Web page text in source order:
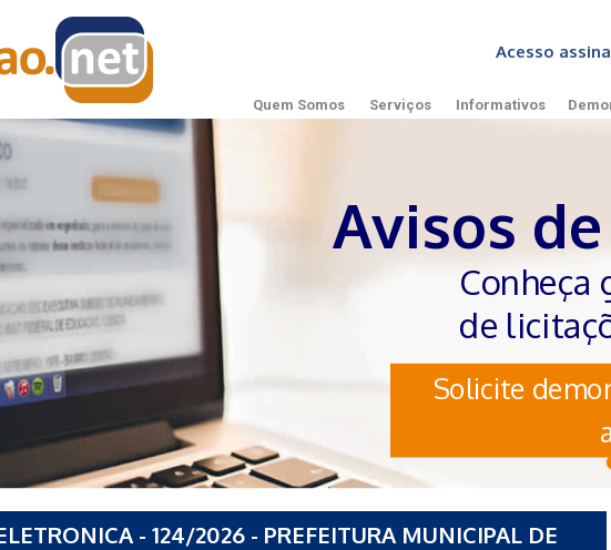
Acesso
Quem Somos Serviços Informativos
Avisos
de
Solicite
- 124/2026 - PREFEITURA MUNICIPAL DE